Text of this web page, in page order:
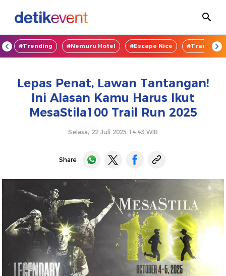
#Trending #Nemuru Hotel #Escape Nice
Lepas Penat, Lawan Tantangan!
Ini Alasan Kamu Harus Ikut
MesaStila100 Trail Run 2025
Selasa, 22 Juli 2025 14:43 WIB
Share